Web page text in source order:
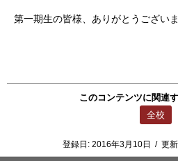
第一期生の皆様、ありがとうございま
このコンテンツに関連
全校
登録日: 2016年3月10日 / 更